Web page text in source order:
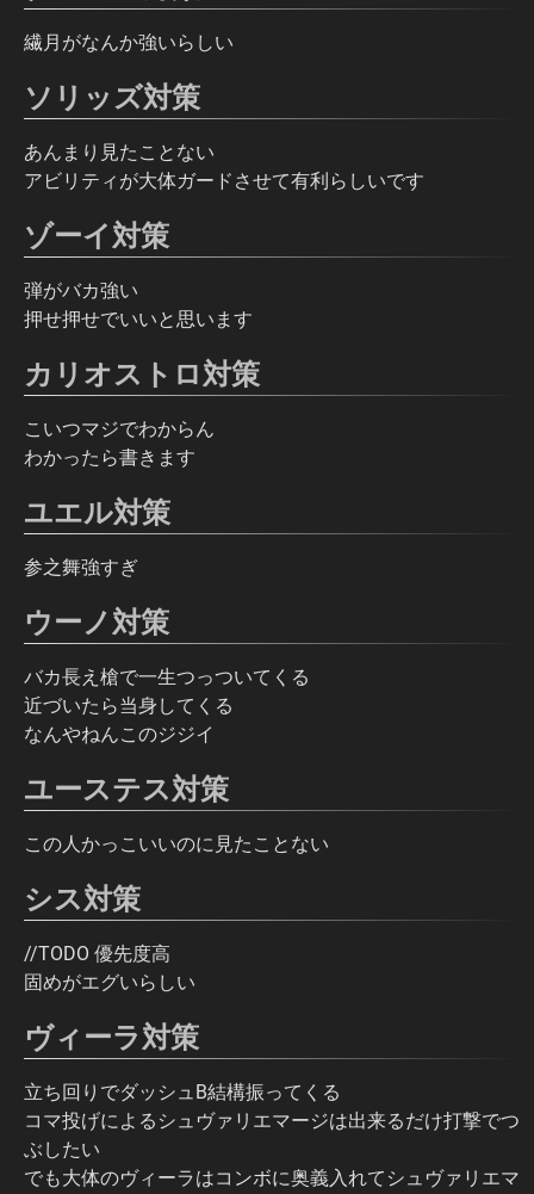
繊月がなんか強いらしい
ソリッズ対策
あんまり見たことない
アビリティが大体ガードさせて有利らしいです
ゾーイ対策
弾がバカ強い
押せ押せでいいと思います
カリオストロ対策
こいつマジでわからん
わかったら書きます
ユエル対策
参之舞強すぎ
ウーノ対策
バカ長え槍で一生つっついてくる
近づいたら当身してくる
なんやねんこのジジイ
ユーステス対策
この人かっこいいのに見たことない
シス対策
//TODO 優先度高
固めがエグいらしい
ヴィーラ対策
立ち回りでダッシュB結構振ってくる
コマ投げによるシュヴァリエマージは出来るだけ打撃でつ
ぶしたい
でも大体のヴィーラはコンボに奥義入れてシュヴァリエマ